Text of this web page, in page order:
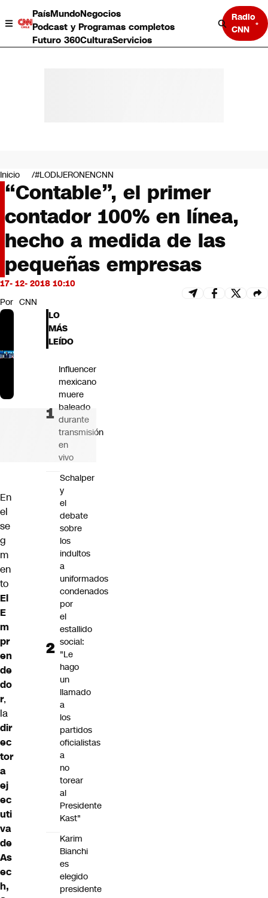
PaísMundoNegocios
Podcast y Programas completos
Futuro 360CulturaServicios
Radio
CNN
Negocios
Deportes
Programas completos
Cultura
Servicios
Bits
CNN tiempo
Futuro 360
Inicio #LODIJERONENCNN
“Contable”, el primer
contador 100% en línea,
hecho a medida de las
pequeñas empresas
17- 12- 2018 10:10
Por CNN
En
el
se
g
m
en
to
El
E
m
pr
en
de
do
r,
la
dir
ec
tor
a
ej
ec
uti
va
de
As
ec
h,
LO
MÁS
LEÍDO
Influencer
mexicano
muere
baleado
durante
transmisión
en
vivo
Schalper
y
el
debate
sobre
los
indultos
a
uniformados
condenados
por
el
estallido
social:
"Le
hago
un
llamado
a
los
partidos
oficialistas
a
no
torear
al
Presidente
Kast"
Karim
Bianchi
es
elegido
presidente